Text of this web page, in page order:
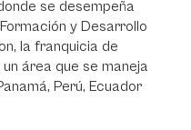
se desempeña
y Desarrollo
la franquicia de
área que se maneja
Perú, Ecuador